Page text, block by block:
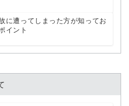
に遭ってしまった方が知ってお
イント